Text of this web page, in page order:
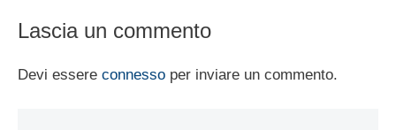
Lascia un commento
Devi essere connesso per inviare un commento.